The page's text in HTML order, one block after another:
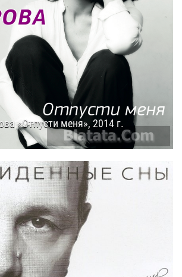
«Отпусти меня», 2014 г.